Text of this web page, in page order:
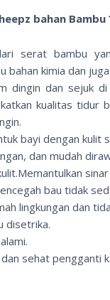
bahan Bambu
serat bambu
bahan kimia dan
dingin dan sejuk
kualitas tidur
bayi dengan kulit
dan mudah
sinar
bau tidak
lingkungan dan
disetrika.
sehat pengganti